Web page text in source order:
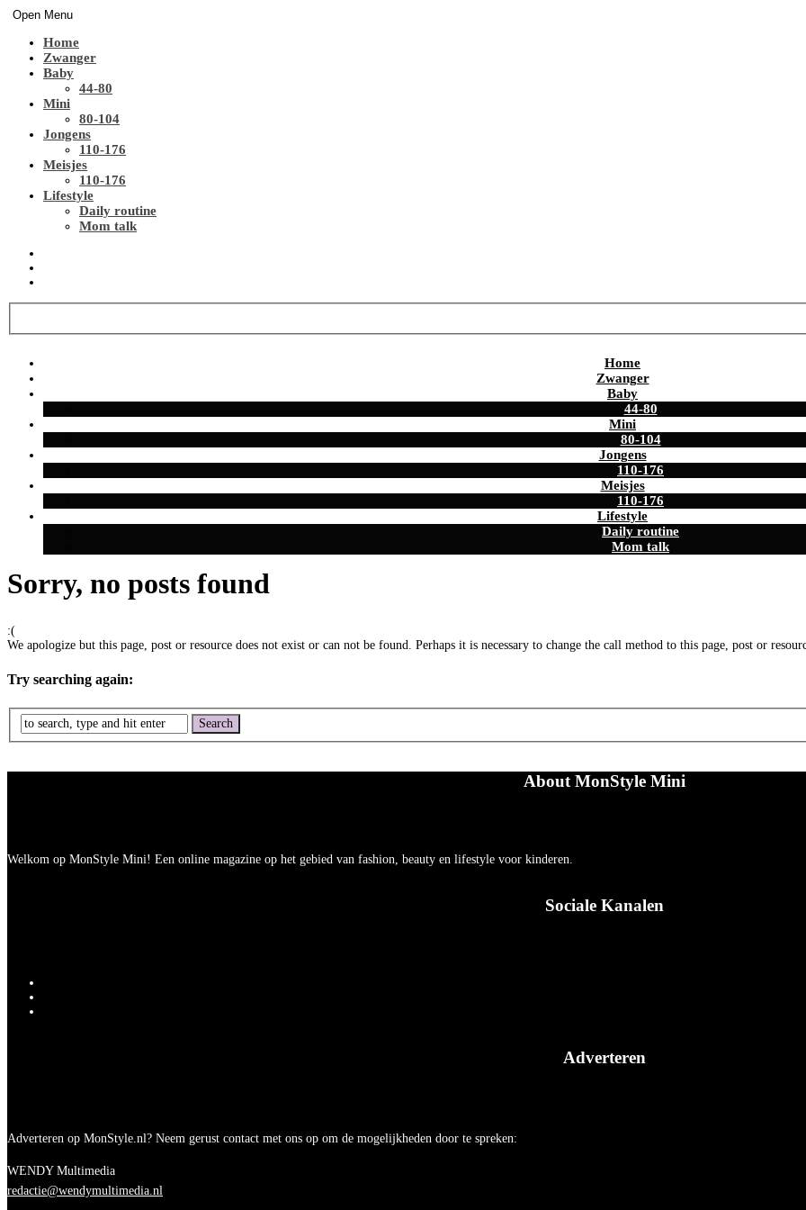
Open Menu
Home
Zwanger
Baby
44-80
Mini
80-104
Jongens
110-176
Meisjes
110-176
Lifestyle
Daily routine
Mom talk
Home
Zwanger
Baby
44-80
Mini
80-104
Jongens
110-176
Meisjes
110-176
Lifestyle
Daily routine
Mom talk
Sorry, no posts found
:(
We apologize but this page, post or resource does not exist or can not be found. Perhaps it is necessary to change the call method to this page, post or
Try searching again:
About MonStyle Mini
Welkom op MonStyle Mini! Een online magazine op het gebied van fashion, beauty en lifestyle voor kinderen.
Sociale Kanalen
Adverteren
Adverteren op MonStyle.nl? Neem gerust contact met ons op om de mogelijkheden door te spreken:
WENDY Multimedia
redactie@wendymultimedia.nl